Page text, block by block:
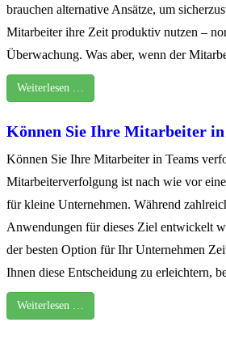
brauchen alternative Ansätze, um
Mitarbeiter ihre Zeit produktiv nutzen –
Überwachung. Was aber, wenn der
Weiterlesen …
Können Sie Ihre Mitarbeiter in
Können Sie Ihre Mitarbeiter in Teams
Mitarbeiterverfolgung ist nach wie vor
für kleine Unternehmen. Während
Anwendungen für dieses Ziel entwickelt
der besten Option für Ihr Unternehmen
Ihnen diese Entscheidung zu erleichtern,
Weiterlesen …